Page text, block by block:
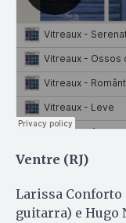
Ventre (RJ)
Larissa Conforto
guitarra) e Hugo